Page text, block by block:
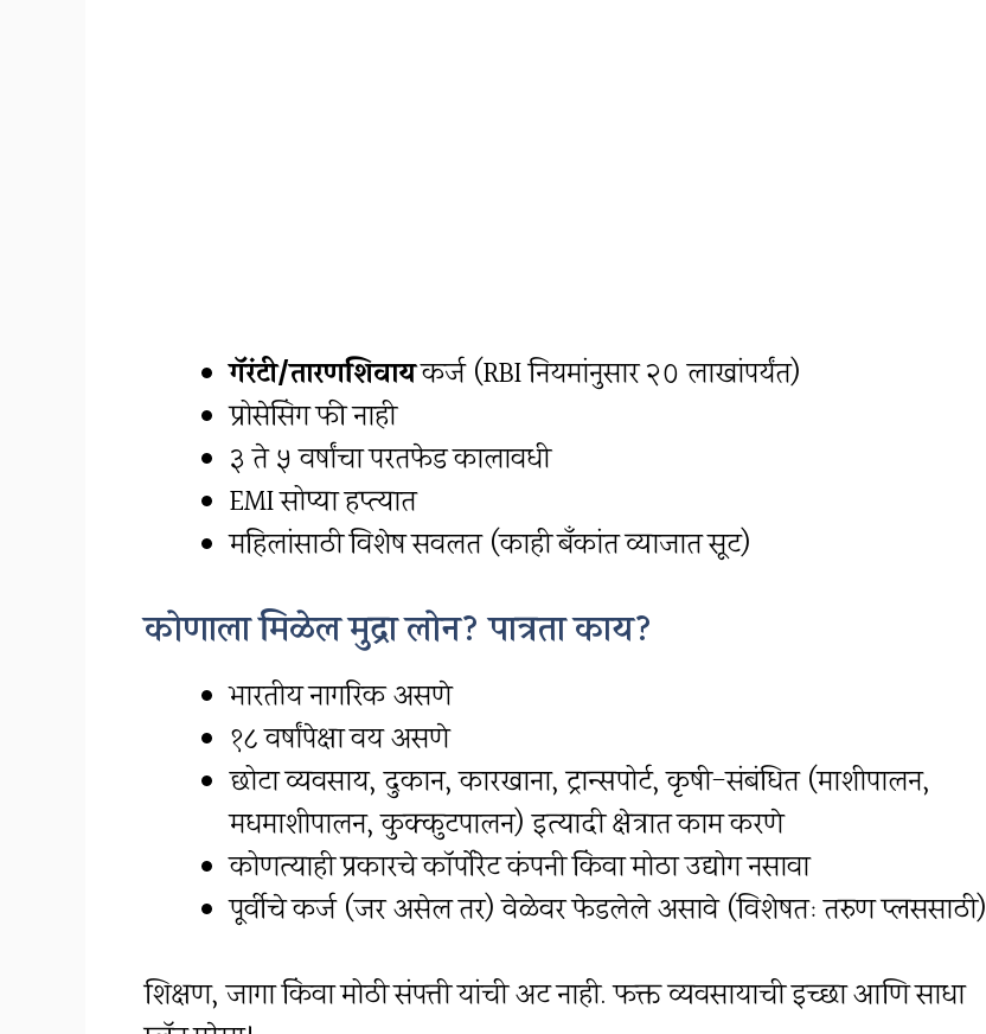
गॅरंटी/तारणशिवायकर्ज (RBI नियमांनुसार २० लाखांपर्यंत)
प्रोसेसिंग फी नाही
३ ते ५ वर्षांचा परतफेड कालावधी
EMI सोप्या हप्त्यात
महिलांसाठी विशेष सवलत (काही बँकांत व्याजात सूट)
कोणाला मिळेल मुद्रा लोन? पात्रता काय?
भारतीय नागरिक असणे
१८ वर्षांपेक्षा वय असणे
छोटा व्यवसाय, दुकान, कारखाना, ट्रान्सपोर्ट, कृषी-संबंधित (माशीपालन,
मधमाशीपालन, कुक्कुटपालन) इत्यादी क्षेत्रात काम करणे
कोणत्याही प्रकारचे कॉर्पोरेट कंपनी किंवा मोठा उद्योग नसावा
पूर्वीचे कर्ज (जर असेल तर) वेळेवर फेडलेले असावे (विशेषतः तरुण प्लससाठी)
शिक्षण, जागा किंवा मोठी संपत्ती यांची अट नाही. फक्त व्यवसायाची इच्छा आणि साधा